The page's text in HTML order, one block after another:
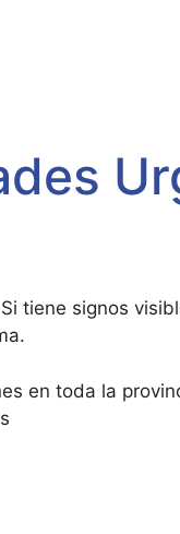
tiene signos
en toda la